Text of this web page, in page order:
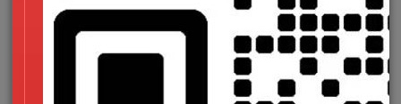
支持屏幕阅读器，提供字体缩放、高对比度模式满足老年或视障